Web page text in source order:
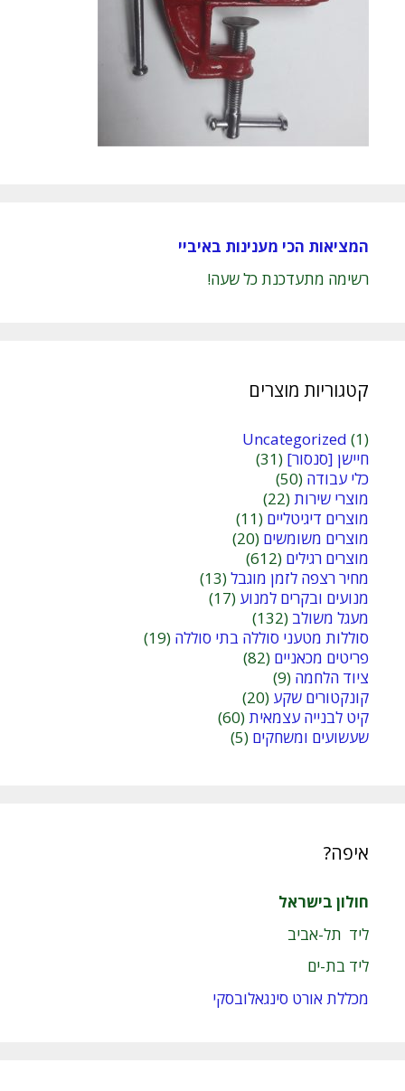
המציאות הכי מענינות באיביי
רשימה מתעדכנת כל שעה!
קטגוריות מוצרים
Uncategorized (1)
חיישן [סנסור] (31)
כלי עבודה (50)
מוצרי שירות(22)
מוצרים דיגיטליים (11)
מוצרים משומשים (20)
מוצרים רגילים (612)
מחיר רצפה לזמן מוגבל(13)
מנועים ובקרים למנוע (17)
מעגל משולב (132)
סוללות מטעני סוללה בתי סוללה (19)
פריטים מכאניים (82)
ציוד הלחמה (9)
קונקטורים שקע (20)
קיט לבנייה עצמאית(60)
שעשועים ומשחקים (5)
איפה?
חולון בישראל
ליד תל-אביב
ליד בת-ים
מכללת אורט סינגאלובסקי